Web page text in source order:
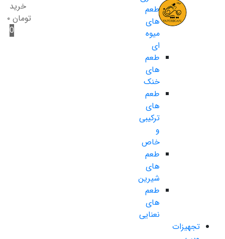
طعم
های
میوه
ای
طعم
های
خنک
طعم
های
ترکیبی
و
خاص
طعم
های
شیرین
طعم
های
نعنایی
تجهیزات
خرید
تومان ۰
0